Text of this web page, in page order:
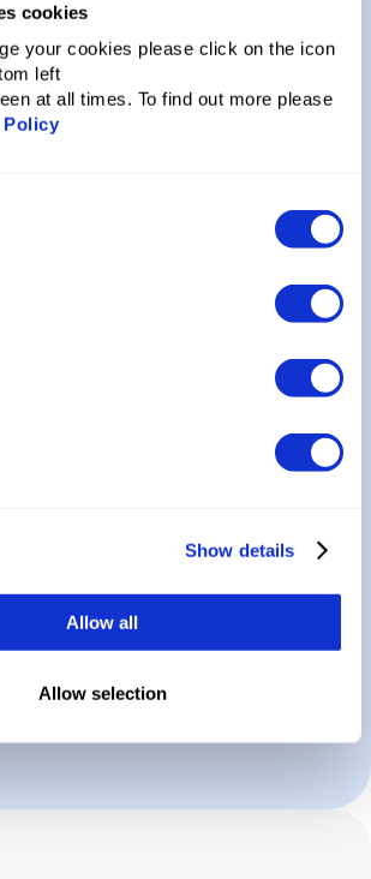
cookies
your cookies please click on the icon
left
at all times. To find out more please
Policy
Show details
Allow all
Allow selection
- тіпті
бойы осындамыз, оңтайлы
шұғыл сұрауларды өңдейміз